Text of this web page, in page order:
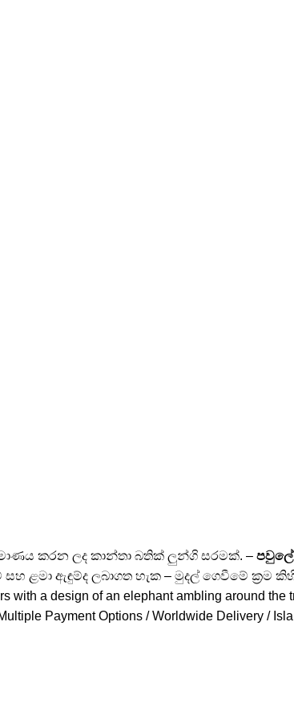
කරන ලද කාන්තා බතික් ලුන්ගි සරමක්. –
ළමා ඇඳුම්ද ලබාගත හැක – මුදල් ගෙවීමේ ක්‍රම
with a design of an elephant ambling around the
Payment Options / Worldwide Delivery /